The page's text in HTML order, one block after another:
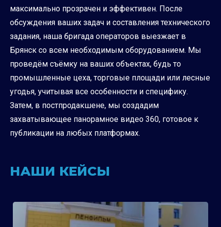
максимально прозрачен и эффективен. После
обсуждения ваших задач и составления технического
задания, наша бригада операторов выезжает в
Брянск со всем необходимым оборудованием. Мы
проведём съёмку на ваших объектах, будь то
промышленные цеха, торговые площади или лесные
угодья, учитывая все особенности и специфику.
Затем, в постпродакшене, мы создадим
захватывающее панорамное видео 360, готовое к
публикации на любых платформах.
НАШИ КЕЙСЫ